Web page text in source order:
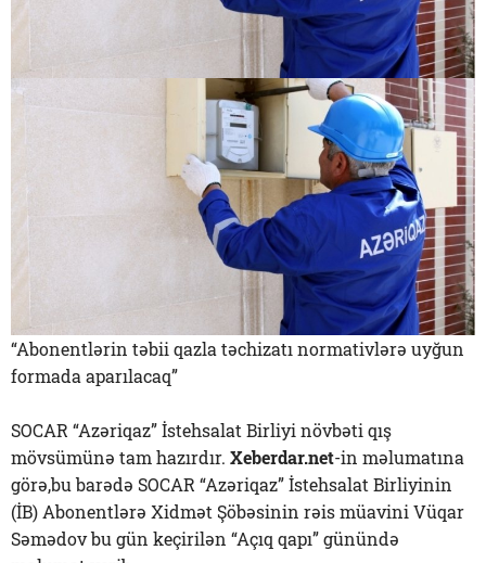
“Abonentlərin təbii qazla təchizatı normativlərə uyğun
formada aparılacaq”
SOCAR “Azəriqaz” İstehsalat Birliyi növbəti qış
mövsümünə tam hazırdır. Xeberdar.net-in məlumatına
görə,bu barədə SOCAR “Azəriqaz” İstehsalat Birliyinin
(İB) Abonentlərə Xidmət Şöbəsinin rəis müavini Vüqar
Səmədov bu gün keçirilən “Açıq qapı” günündə